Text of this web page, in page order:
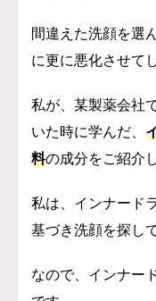
間違えた洗顔を選
に更に悪化させて
私が、某製薬会社
いた時に学んだ、
料の成分をご紹介
私は、インナード
基づき洗顔を探し
なので、インナー